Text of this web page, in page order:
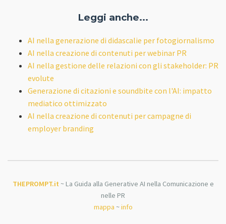
Leggi anche...
AI nella generazione di didascalie per fotogiornalismo
AI nella creazione di contenuti per webinar PR
AI nella gestione delle relazioni con gli stakeholder: PR
evolute
Generazione di citazioni e soundbite con l'AI: impatto
mediatico ottimizzato
AI nella creazione di contenuti per campagne di
employer branding
THEPROMPT.it ~ La Guida alla Generative AI nella Comunicazione e
nelle PR
mappa ~info